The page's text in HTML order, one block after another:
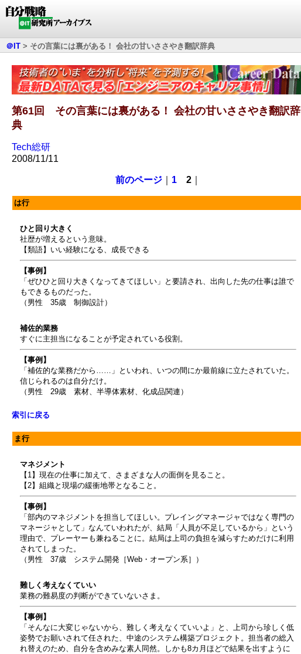
＠IT > その言葉には裏がある！ 会社の甘いささやき翻訳辞典
第61回 その言葉には裏がある！ 会社の甘いささやき翻訳辞
典
Tech総研
2008/11/11
前のページ 1 2
は行
ひと回り大きく
社歴が増えるという意味。
【類語】いい経験になる、成長できる
【事例】
「ぜひひと回り大きくなってきてほしい」と要請され、出向した先の仕事は誰で
もできるものだった。
（男性 35歳 制御設計）
補佐的業務
すぐに主担当になることが予定されている役割。
【事例】
「補佐的な業務だから……」といわれ、いつの間にか最前線に立たされていた。
信じられるのは自分だけ。
（男性 29歳 素材、半導体素材、化成品関連）
索引に戻る
ま行
マネジメント
【1】現在の仕事に加えて、さまざまな人の面倒を見ること。
【2】組織と現場の緩衝地帯となること。
【事例】
「部内のマネジメントを担当してほしい。プレイングマネージャではなく専門の
マネージャとして」なんていわれたが、結局「人員が不足しているから」という
理由で、プレーヤーも兼ねることに。結局は上司の負担を減らすためだけに利用
されてしまった。
（男性 37歳 システム開発［Web・オープン系］）
難しく考えなくていい
業務の難易度の判断ができていないさま。
【事例】
「そんなに大変じゃないから、難しく考えなくていいよ」と、上司から珍しく低
姿勢でお願いされて任された、中途のシステム構築プロジェクト。担当者の総入
れ替えのため、自分を含めみな素人同然。しかも8カ月ほどで結果を出すように